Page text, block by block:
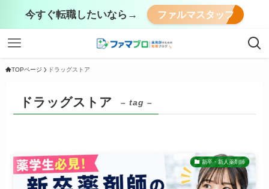
今すぐ転職したいなら→ ファルマスタッフ
TOPページ ドラッグストア
ドラッグストア – tag –
新卒・新人薬剤師